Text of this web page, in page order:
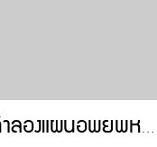
หาดใหญ่ | ผศ.ดร.สมพร ชวนจำลองแผนอพยพหากอีก 10